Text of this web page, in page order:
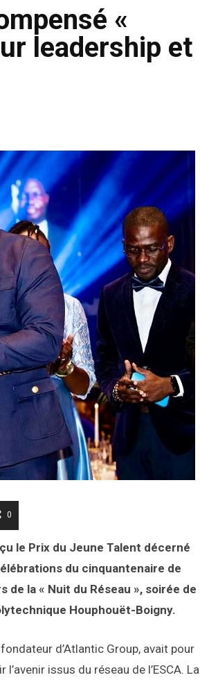
«
leadership et
0
le Prix du Jeune Talent décerné
du cinquantenaire de
la « Nuit du Réseau », soirée de
Houphouët-Boigny.
d’Atlantic Group, avait pour
issus du réseau de l’ESCA. La